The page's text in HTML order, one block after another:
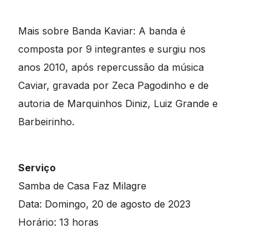
Mais sobre Banda Kaviar: A banda é
composta por 9 integrantes e surgiu nos
anos 2010, após repercussão da música
Caviar, gravada por Zeca Pagodinho e de
autoria de Marquinhos Diniz, Luiz Grande e
Barbeirinho.
Serviço
Samba de Casa Faz Milagre
Data: Domingo, 20 de agosto de 2023
Horário: 13 horas